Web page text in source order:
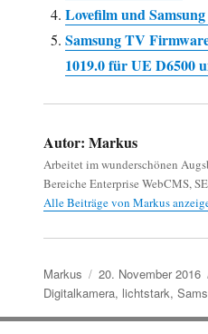
Lovefilm und
Samsung TV
1019.0 für UE D6500
Autor: Markus
Arbeitet im wunderschönen
Bereiche Enterprise WebCMS,
Alle Beiträge von Markus
Autor
Markus
Veröffentlicht
am
20. November 2016
Digitalkamera, lichtstark,